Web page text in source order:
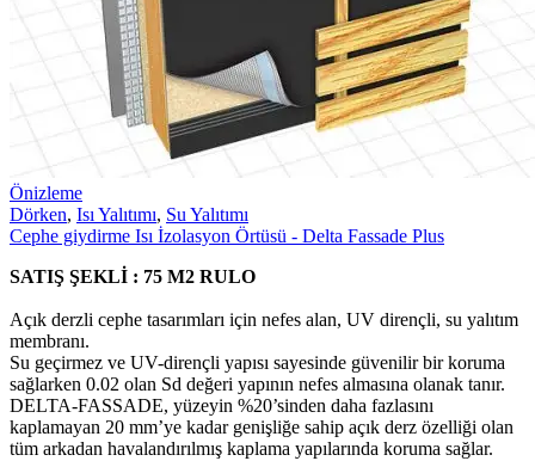
Önizleme
Dörken, Isı Yalıtımı, Su Yalıtımı
Cephe giydirme Isı İzolasyon Örtüsü - Delta Fassade Plus
SATIŞ ŞEKLİ : 75 M2 RULO
Açık derzli cephe tasarımları için nefes alan, UV dirençli, su yalıtım
membranı.
Su geçirmez ve UV-dirençli yapısı sayesinde güvenilir bir koruma
sağlarken 0.02 olan Sd değeri yapının nefes almasına olanak tanır.
DELTA-FASSADE, yüzeyin %20’sinden daha fazlasını
kaplamayan 20 mm’ye kadar genişliğe sahip açık derz özelliği olan
tüm arkadan havalandırılmış kaplama yapılarında koruma sağlar.